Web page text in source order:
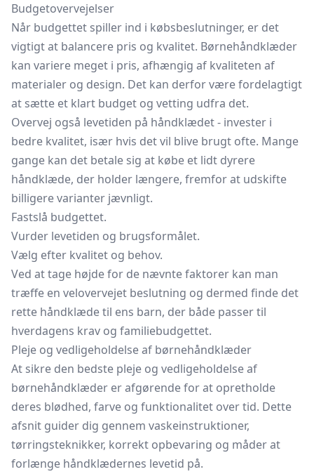
Budgetovervejelser
Når budgettet spiller ind i købsbeslutninger, er det
vigtigt at balancere pris og kvalitet. Børnehåndklæder
kan variere meget i pris, afhængig af kvaliteten af
materialer og design. Det kan derfor være fordelagtigt
at sætte et klart budget og vetting udfra det.
Overvej også levetiden på håndklædet - invester i
bedre kvalitet, især hvis det vil blive brugt ofte. Mange
gange kan det betale sig at købe et lidt dyrere
håndklæde, der holder længere, fremfor at udskifte
billigere varianter jævnligt.
Fastslå budgettet.
Vurder levetiden og brugsformålet.
Vælg efter kvalitet og behov.
Ved at tage højde for de nævnte faktorer kan man
træffe en velovervejet beslutning og dermed finde det
rette håndklæde til ens barn, der både passer til
hverdagens krav og familiebudgettet.
Pleje og vedligeholdelse af børnehåndklæder
At sikre den bedste pleje og vedligeholdelse af
børnehåndklæder er afgørende for at opretholde
deres blødhed, farve og funktionalitet over tid. Dette
afsnit guider dig gennem vaskeinstruktioner,
tørringsteknikker, korrekt opbevaring og måder at
forlænge håndklædernes levetid på.